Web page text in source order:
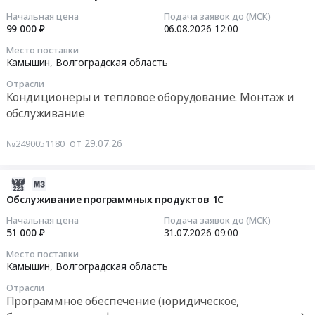
Начальная цена
99 000 ₽
Подача заявок до (МСК)
06.08.2026 12:00
Место поставки
Камышин, Волгоградская область
Отрасли
Кондиционеры и тепловое оборудование. Монтаж и
обслуживание
№2490051180 от 29.07.26
Обслуживание программных продуктов 1С
Начальная цена
51 000 ₽
Подача заявок до (МСК)
31.07.2026 09:00
Место поставки
Камышин, Волгоградская область
Отрасли
Программное обеспечение (юридическое,